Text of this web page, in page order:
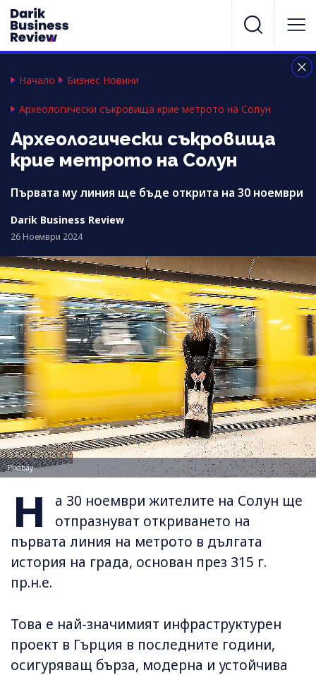
Начало Бизнес Новини
Археологически съкровища крие метрото на Солун
Археологически съкровища
крие метрото на Солун
Първата му линия ще бъде открита на 30 ноември
Darik Business Review
26 Ноември 2024
Pixabay
Н
а 30 ноември жителите на Солун ще
отпразнуват откриването на
първата линия на метрото в дългата
история на града, основан през 315 г.
пр.н.е.
Това е най-значимият инфраструктурен
проект в Гърция в последните години,
осигуряващ бърза, модерна и устойчива